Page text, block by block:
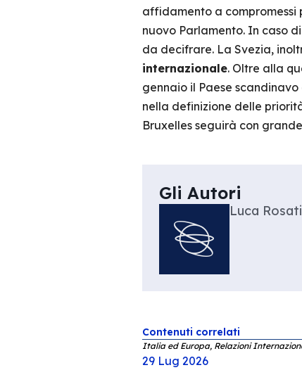
affidamento a compromessi
nuovo Parlamento. In caso
da decifrare. La Svezia,
internazionale. Oltre alla
gennaio il Paese
nella definizione delle
Bruxelles seguirà con
Gli Autori
Luca Rosati
Contenuti correlati
Italia ed Europa, Relazioni
29 Lug 2026